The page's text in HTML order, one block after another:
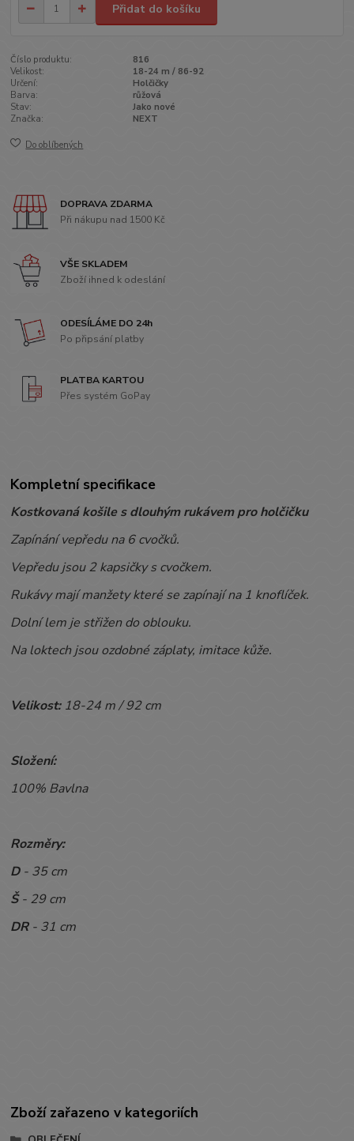
Přidat do košíku
Číslo produktu:
816
Velikost:
18-24 m / 86-92
Určení:
Holčičky
Barva:
růžová
Stav:
Jako nové
Značka:
NEXT
Do oblíbených
DOPRAVA ZDARMA
Při nákupu nad 1500 Kč
VŠE SKLADEM
Zboží ihned k odeslání
ODESÍLÁME DO 24h
Po připsání platby
PLATBA KARTOU
Přes systém GoPay
Kompletní specifikace
Kostkovaná košile s dlouhým rukávem pro holčičku
Zapínání vepředu na 6 cvočků.
Vepředu jsou 2 kapsičky s cvočkem.
Rukávy mají manžety které se zapínají na 1 knoflíček.
Dolní lem je střižen do oblouku.
Na loktech jsou ozdobné záplaty, imitace kůže.
Velikost: 18-24 m / 92 cm
Složení:
100% Bavlna
Rozměry:
D - 35 cm
Š- 29 cm
DR- 31 cm
Zboží zařazeno v kategoriích